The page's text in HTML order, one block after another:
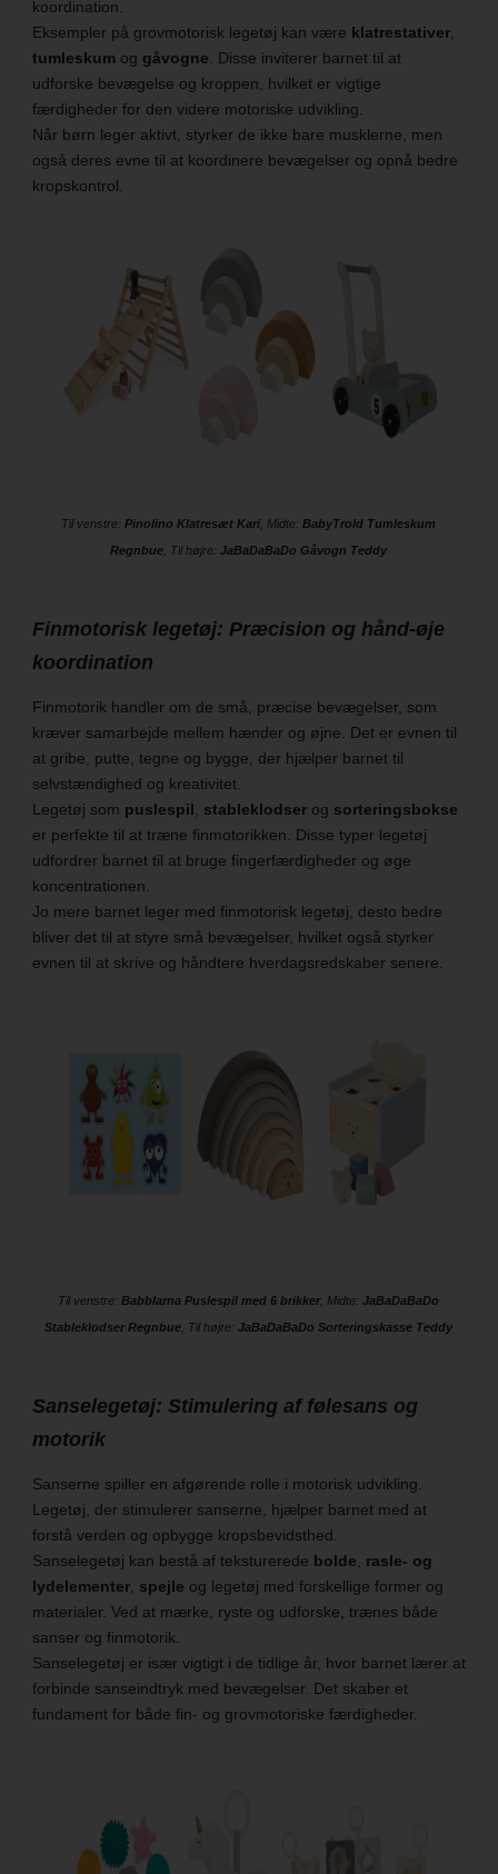
koordination.
Eksempler på grovmotorisk legetøj kan være klatrestativer,
tumleskumog gåvogne . Disse inviterer barnet til at
udforske bevægelse og kroppen, hvilket er vigtige
færdigheder for den videre motoriske udvikling.
Når børn leger aktivt, styrker de ikke bare musklerne, men
også deres evne til at koordinere bevægelser og opnå bedre
kropskontrol.
Til venstre:Pinolino Klatresæt Kari , Midte:BabyTrold Tumleskum
Regnbue , Til højre:JaBaDaBaDo Gåvogn Teddy
Finmotorisk legetøj: Præcision og hånd-øje
koordination
Finmotorik handler om de små, præcise bevægelser, som
kræver samarbejde mellem hænder og øjne. Det er evnen til
at gribe, putte, tegne og bygge, der hjælper barnet til
selvstændighed og kreativitet.
Legetøj som puslespil stableklodserog sorteringsbokse
er perfekte til at træne finmotorikken. Disse typer legetøj
udfordrer barnet til at bruge fingerfærdigheder og øge
koncentrationen.
Jo mere barnet leger med finmotorisk legetøj, desto bedre
bliver det til at styre små bevægelser, hvilket også styrker
evnen til at skrive og håndtere hverdagsredskaber senere.
Til venstre:Babblarna Puslespil med 6 brikker, Midte:JaBaDaBaDo
Stableklodser Regnbue , Til højre:JaBaDaBaDo Sorteringskasse Teddy
Sanselegetøj: Stimulering af følesans og
motorik
Sanserne spiller en afgørende rolle i motorisk udvikling.
Legetøj, der stimulerer sanserne, hjælper barnet med at
forstå verden og opbygge kropsbevidsthed.
Sanselegetøj kan bestå af teksturerede bolde
rasle- og
lydelementer, spejle og legetøj med forskellige former og
materialer. Ved at mærke, ryste og udforske, trænes både
sanser og finmotorik.
Sanselegetøj er især vigtigt i de tidlige år, hvor barnet lærer at
forbinde sanseindtryk med bevægelser. Det skaber et
fundament for både fin- og grovmotoriske færdigheder.